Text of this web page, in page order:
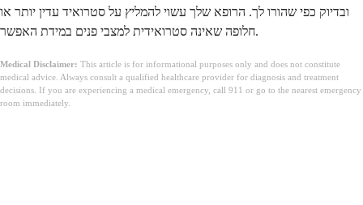
ובדיוק כפי שהורו לך. הרופא שלך עשוי להמליץ על סטרואיד עדין יותר או
חלופה שאינה סטרואידית למצבי פנים במידת האפשר.
Medical Disclaimer: This article is for informational purposes only and does not constitute
medical advice. Always consult a qualified healthcare provider for diagnosis and treatment
decisions. If you are experiencing a medical emergency, call 911 or go to the nearest emergency
room immediately.